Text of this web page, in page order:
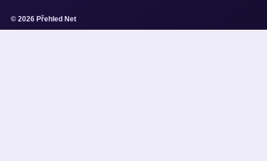
© 2026 Přehled Net